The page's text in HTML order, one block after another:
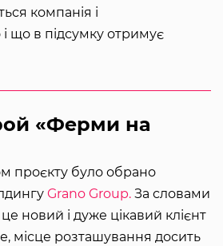
компанія і
що в підсумку отримує
«Ферми на
проєкту було обрано
Grano Group. За словами
новий і дуже цікавий клієнт
місце розташування досить